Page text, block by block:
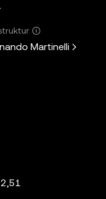
Martinelli
Ventures,